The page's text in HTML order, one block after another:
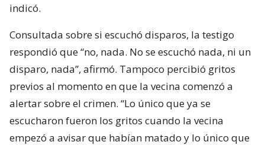
indicó.
Consultada sobre si escuchó disparos, la testigo
respondió que “no, nada. No se escuchó nada, ni un
disparo, nada”, afirmó. Tampoco percibió gritos
previos al momento en que la vecina comenzó a
alertar sobre el crimen. “Lo único que ya se
escucharon fueron los gritos cuando la vecina
empezó a avisar que habían matado y lo único que